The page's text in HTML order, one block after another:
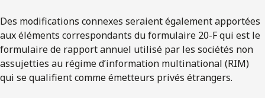
Des modifications connexes seraient également apportées
aux éléments correspondants du formulaire 20-F qui est le
formulaire de rapport annuel utilisé par les sociétés non
assujetties au régime d’information multinational (RIM)
qui se qualifient comme émetteurs privés étrangers.